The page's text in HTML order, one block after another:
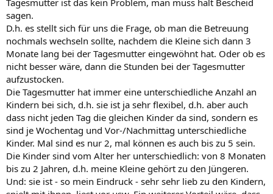
sagen.
D.h. es stellt sich für uns die Frage, ob man die Betreuung
nochmals wechseln sollte, nachdem die Kleine sich dann 3
Monate lang bei der Tagesmutter eingewöhnt hat. Oder ob es
nicht besser wäre, dann die Stunden bei der Tagesmutter
aufzustocken.
Die Tagesmutter hat immer eine unterschiedliche Anzahl an
Kindern bei sich, d.h. sie ist ja sehr flexibel, d.h. aber auch
dass nicht jeden Tag die gleichen Kinder da sind, sondern es
sind je Wochentag und Vor-/Nachmittag unterschiedliche
Kinder. Mal sind es nur 2, mal können es auch bis zu 5 sein.
Die Kinder sind vom Alter her unterschiedlich: von 8 Monaten
bis zu 2 Jahren, d.h. meine Kleine gehört zu den Jüngeren.
Und: sie ist - so mein Eindruck - sehr sehr lieb zu den Kindern,